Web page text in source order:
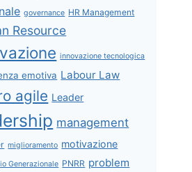
governance HR Management
Resource
innovazione tecnologica
emotiva Labour Law
agile Leader
management
miglioramento motivazione
Generazionale PNRR problem